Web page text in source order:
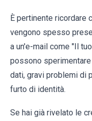
È pertinente ricordare
vengono spesso
a un'e-mail come "Il
possono
dati, gravi problemi di
furto di identità.
Se hai già rivelato le